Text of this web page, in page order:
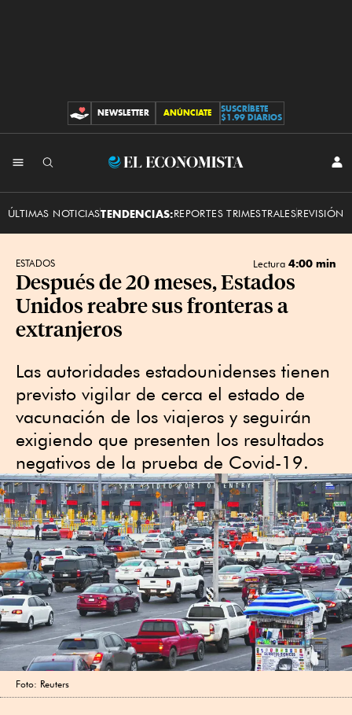
CONTRIBUCIONES
NEWSLETTER ANÚNCIATE
SUSCRÍBETE
$1.99 DIARIOS
El
ÚLTIMAS NOTICIASTENDENCIAS:REPORTES TRIMESTRALESREVISIÓN
ESTADOS Lectura 4:00 min
Después de 20 meses, Estados
Unidos reabre sus fronteras a
extranjeros
Las autoridades estadounidenses tienen
previsto vigilar de cerca el estado de
vacunación de los viajeros y seguirán
exigiendo que presenten los resultados
negativos de la prueba de Covid-19.
Foto: Reuters